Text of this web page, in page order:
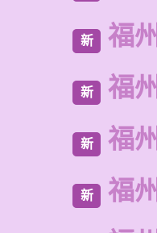
新 福
新 福
新 福
新
福